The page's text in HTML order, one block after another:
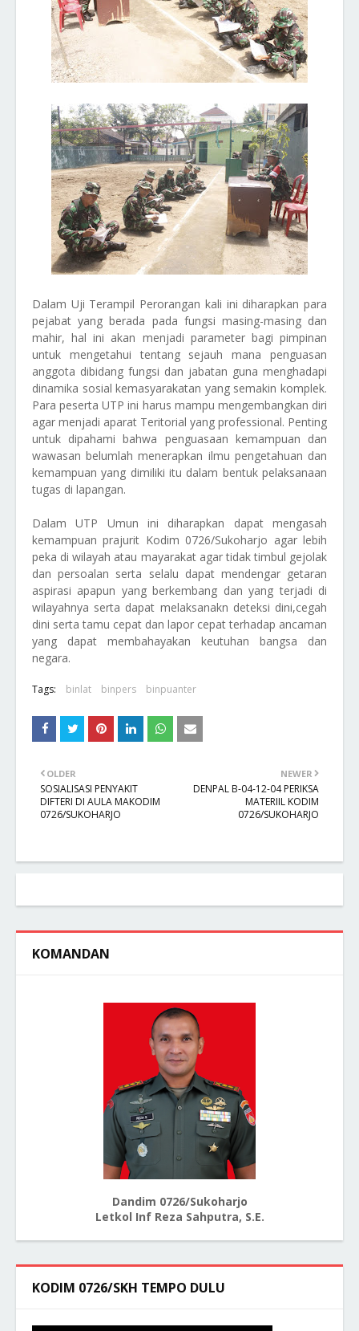
Dalam Uji Terampil Perorangan kali ini diharapkan para
pejabat yang berada pada fungsi masing-masing dan
mahir, hal ini akan menjadi parameter bagi pimpinan
untuk mengetahui tentang sejauh mana penguasan
anggota dibidang fungsi dan jabatan guna menghadapi
dinamika sosial kemasyarakatan yang semakin komplek.
Para peserta UTP ini harus mampu mengembangkan diri
agar menjadi aparat Teritorial yang professional. Penting
untuk dipahami bahwa penguasaan kemampuan dan
wawasan belumlah menerapkan ilmu pengetahuan dan
kemampuan yang dimiliki itu dalam bentuk pelaksanaan
tugas di lapangan.
Dalam UTP Umun ini diharapkan dapat mengasah
kemampuan prajurit Kodim 0726/Sukoharjo agar lebih
peka di wilayah atau mayarakat agar tidak timbul gejolak
dan persoalan serta selalu dapat mendengar getaran
aspirasi apapun yang berkembang dan yang terjadi di
wilayahnya serta dapat melaksanakn deteksi dini,cegah
dini serta tamu cepat dan lapor cepat terhadap ancaman
yang dapat membahayakan keutuhan bangsa dan
negara.
Tags: binlat binpers binpuanter
NEWER
DENPAL B-04-12-04 PERIKSA
MATERIIL KODIM
0726/SUKOHARJO
OLDER
SOSIALISASI PENYAKIT
DIFTERI DI AULA MAKODIM
0726/SUKOHARJO
KOMANDAN
Dandim 0726/Sukoharjo
Letkol Inf Reza Sahputra, S.E.
KODIM 0726/SKH TEMPO DULU